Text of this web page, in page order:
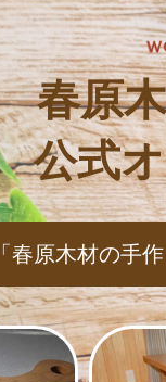
春原
公式
「春原木材の手